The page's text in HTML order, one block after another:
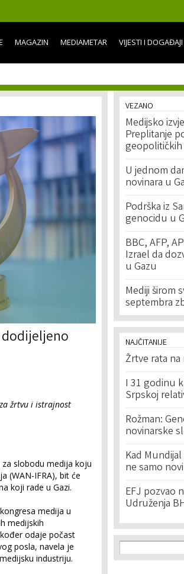
content
MAGAZIN MEDIAMETAR VIJESTI I DOGAĐAJI
žrtvu i istrajnost
slobodu medija koju
(WAN-IFRA), bit će
koji rade u Gazi.
medija u
medijskih
odaje počast
posla, navela je
industriju.
VEZANO
Medijsko
Preplitanje
U jednom
novinara u
Podrška iz
genocidu u
BBC, AFP,
Izrael da
u Gazu
Mediji širom
septembra
NAJČITANIJE
Žrtve rata
I 31 godinu
Srpskoj
Rožman:
novinarske
Kad
ne samo
EFJ pozvao
Udruženja
Search
Search